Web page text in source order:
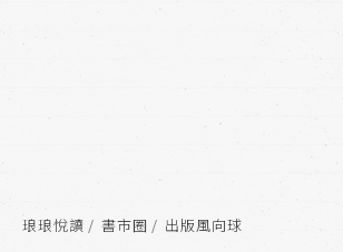
琅琅悅讀 書市圈 出版風向球